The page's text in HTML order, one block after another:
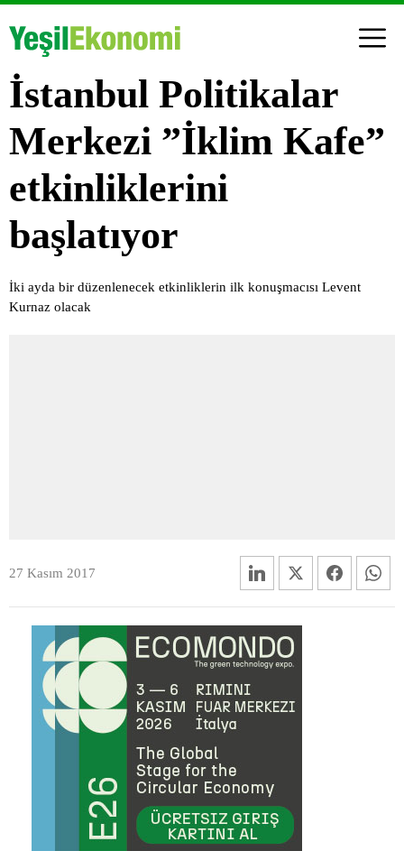
İstanbul Politikalar
Merkezi ”İklim Kafe”
etkinliklerini
başlatıyor
İki ayda bir düzenlenecek etkinliklerin ilk konuşmacısı Levent
Kurnaz olacak
27 Kasım 2017